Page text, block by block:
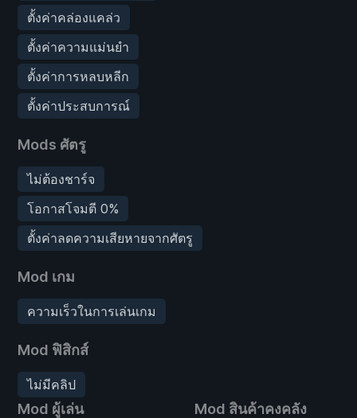
ตั้งค่าคล่องแคล่ว
ตั้งค่าความแม่นยำ
ตั้งค่าการหลบหลีก
ตั้งค่าประสบการณ์
Mods ศัตรู
ไม่ต้องชาร์จ
โอกาสโจมตี 0%
ตั้งค่าลดความเสียหายจากศัตรู
Mod เกม
ความเร็วในการเล่นเกม
Mod ฟิสิกส์
ไม่มีคลิป
Mod ผู้เล่น Mod สินค้าคงคลัง